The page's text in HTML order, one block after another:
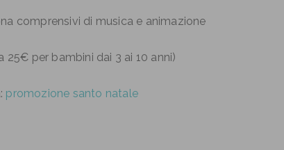
comprensivi di musica e animazione
25€ per bambini dai 3 ai 10 anni)
promozione santo natale